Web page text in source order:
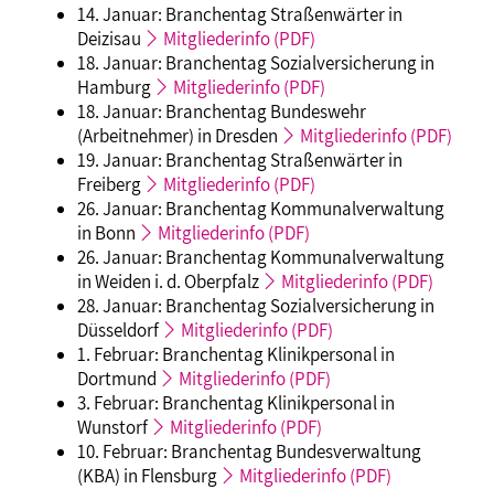
14. Januar: Branchentag Straßenwärter in
Deizisau
Mitgliederinfo (PDF)
18. Januar: Branchentag Sozialversicherung in
Hamburg
Mitgliederinfo (PDF)
18. Januar: Branchentag Bundeswehr
(Arbeitnehmer) in Dresden
Mitgliederinfo (PDF)
19. Januar: Branchentag Straßenwärter in
Freiberg
Mitgliederinfo (PDF)
26. Januar: Branchentag Kommunalverwaltung
in Bonn
Mitgliederinfo (PDF)
26. Januar: Branchentag Kommunalverwaltung
in Weiden i. d. Oberpfalz
Mitgliederinfo (PDF)
28. Januar: Branchentag Sozialversicherung in
Düsseldorf
Mitgliederinfo (PDF)
1. Februar: Branchentag Klinikpersonal in
Dortmund
Mitgliederinfo (PDF)
3. Februar: Branchentag Klinikpersonal in
Wunstorf
Mitgliederinfo (PDF)
10. Februar: Branchentag Bundesverwaltung
(KBA) in Flensburg
Mitgliederinfo (PDF)